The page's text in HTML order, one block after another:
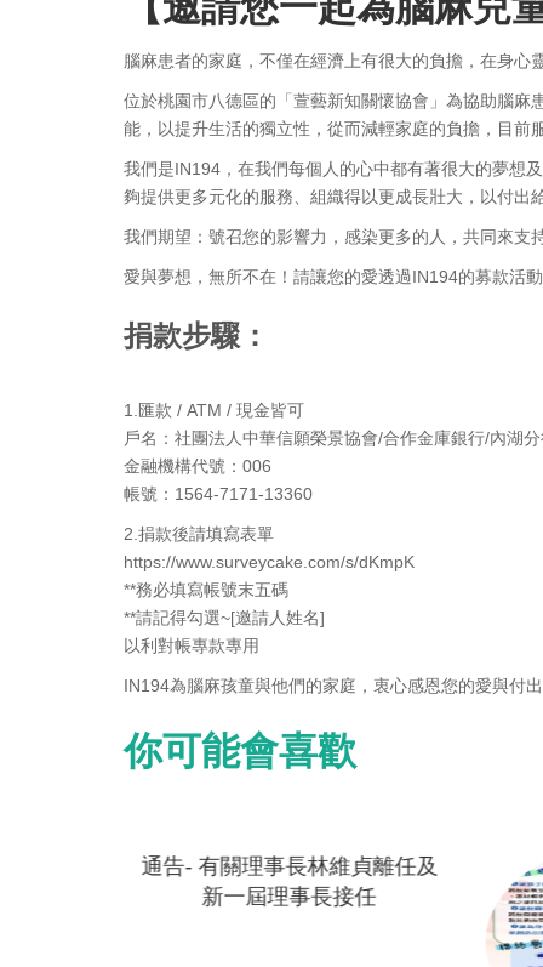
腦麻患者的家庭，不僅在經濟上有很大的負擔，在身心
位於桃園市八德區的「萱藝新知關懷協會」為協助腦
能，以提升生活的獨立性，從而減輕家庭的負擔，目前
我們是IN194，在我們每個人的心中都有著很大的夢想
夠提供更多元化的服務、組織得以更成長壯大，以付出
我們期望：號召您的影響力，感染更多的人，共同來支
愛與夢想，無所不在！請讓您的愛透過IN194的募款活
捐款步驟：
1.匯款 / ATM / 現金皆可
戶名：社團法人中華信願榮景協會/合作金庫銀行/內湖
金融機構代號：006
帳號：1564-7171-13360
2.捐款後請填寫表單
https://www.surveycake.com/s/dKmpK
**務必填寫帳號末五碼
**請記得勾選~[邀請人姓名]
以利對帳專款專用
IN194為腦麻孩童與他們的家庭，衷心感恩您的愛與付
你可能會喜歡
通告- 有關理事長林維貞離任及
新一屆理事長接任